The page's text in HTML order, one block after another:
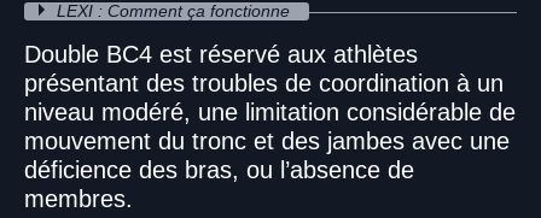
LEXI : Comment ça fonctionne
Double BC4 est réservé aux athlètes
présentant des troubles de coordination à un
niveau modéré, une limitation considérable de
mouvement du tronc et des jambes avec une
déficience des bras, ou l’absence de
membres.